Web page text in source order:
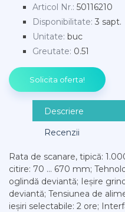
Articol Nr.: 50116210
Disponibilitate: 3 sapt.
Unitate: buc
Greutate: 0.51
Descriere
Recenzii
Rata de scanare, tipică:
citire: 70 ... 670 mm;
oglindă deviantă; Ieșire
deviantă; Tensiunea de
ieșiri selectabile: 2 ore;